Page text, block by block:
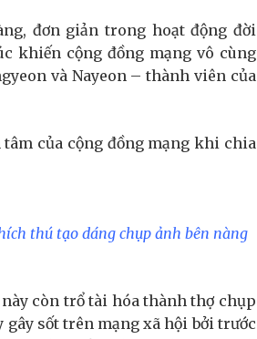
đơn giản trong hoạt động đời
khiến cộng đồng mạng vô cùng
và Nayeon – thành viên của
của cộng đồng mạng khi chia
thú tạo dáng chụp ảnh bên nàng
còn trổ tài hóa thành thợ chụp
sốt trên mạng xã hội bởi trước